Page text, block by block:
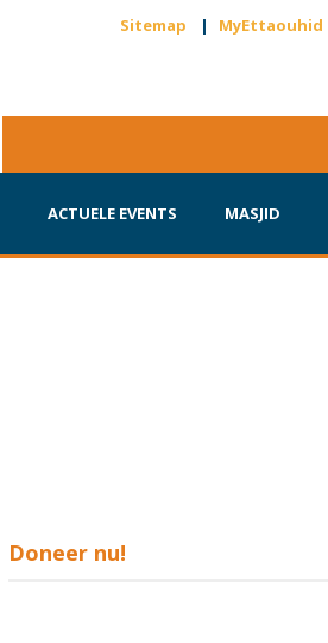
Sitemap | MyEttaouhid
ACTUELE EVENTS MASJID
Doneer nu!